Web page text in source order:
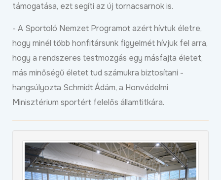
támogatása, ezt segíti az új tornacsarnok is.
- A Sportoló Nemzet Programot azért hívtuk életre,
hogy minél több honfitársunk figyelmét hívjuk fel arra,
hogy a rendszeres testmozgás egy másfajta életet,
más minőségű életet tud számukra biztosítani -
hangsúlyozta Schmidt Ádám, a Honvédelmi
Minisztérium sportért felelős államtitkára.